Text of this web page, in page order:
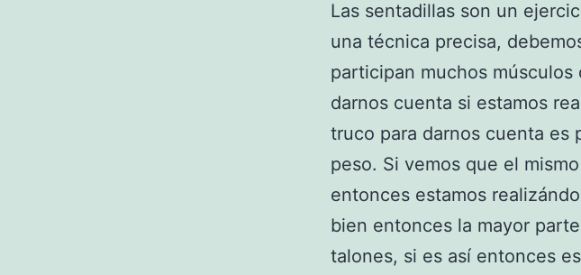
Las sentadillas son un
una técnica precisa,
participan muchos
darnos cuenta si estamos
truco para darnos cuenta es
peso. Si vemos que el
entonces estamos
bien entonces la mayor
talones, si es así entonces